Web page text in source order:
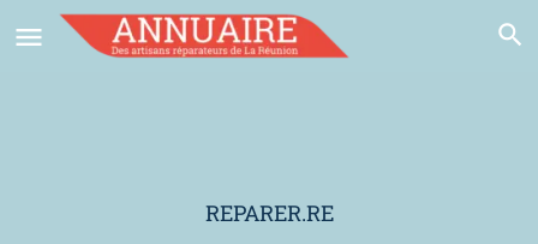
REPARER.RE